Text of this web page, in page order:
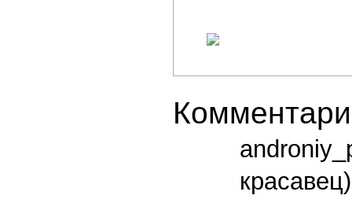
красавец)